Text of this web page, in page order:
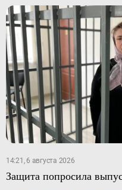
14:21, 6 августа 2026
Защита попросила